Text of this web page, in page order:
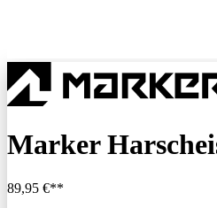
Marker
89,95 €**